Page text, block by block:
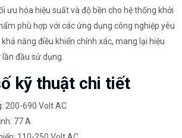
ưu hóa hiệu suất và độ bền cho hệ thống khởi
phù hợp với các ứng dụng công nghiệp yêu
năng điều khiển chính xác, mang lại hiệu
đầu sử dụng.
kỹ thuật chi tiết
200-690 Volt AC
77 A